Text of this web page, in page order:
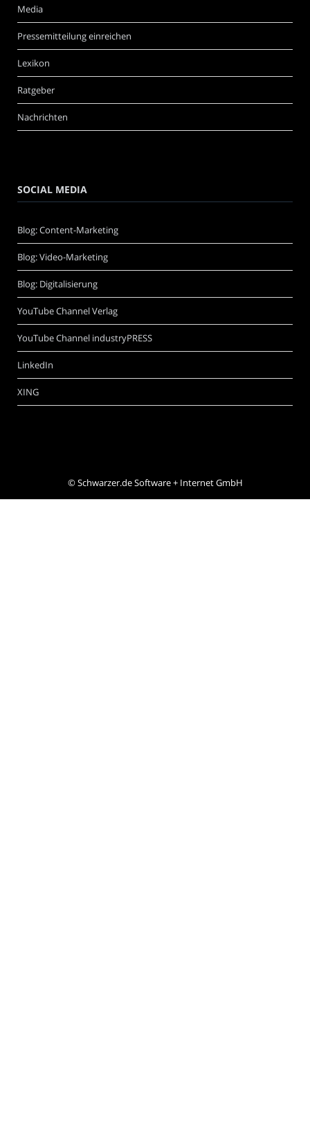
Media
Pressemitteilung einreichen
Lexikon
Ratgeber
Nachrichten
SOCIAL MEDIA
Blog: Content-Marketing
Blog: Video-Marketing
Blog: Digitalisierung
YouTube Channel Verlag
YouTube Channel industryPRESS
LinkedIn
XING
©Schwarzer.de Software + Internet GmbH